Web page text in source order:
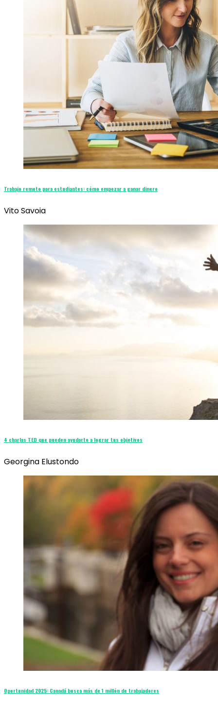
Trabajo remoto para estudiantes: cómo empezar a ganar dinero
Vito Savoia
4 charlas TED que pueden ayudarte a lograr tus objetivos
Georgina Elustondo
Oportunidad 2025: Canadá busca más de 1 millón de trabajadores